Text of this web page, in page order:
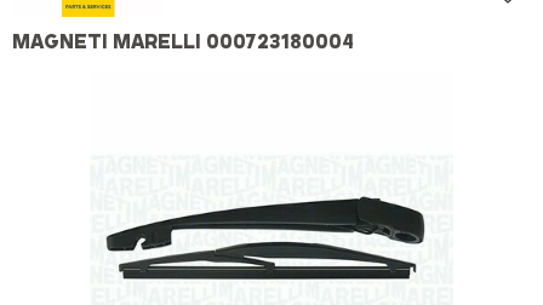
MAGNETI MARELLI 000723180004